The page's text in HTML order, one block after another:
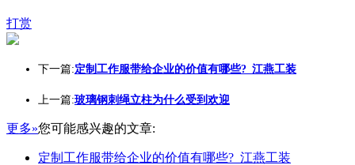
打赏
下一篇:定制工作服带给企业的价值有哪些?_江燕工装
上一篇:玻璃钢刺绳立柱为什么受到欢迎
更多»您可能感兴趣的文章:
定制工作服带给企业的价值有哪些?_江燕工装